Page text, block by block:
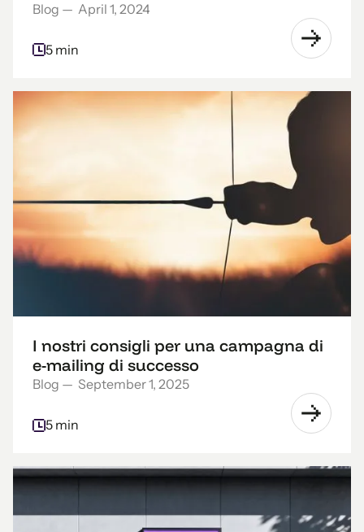
Blog — April 1, 2024
5 min
I nostri consigli per una campagna di
e-mailing di successo
Blog — September 1, 2025
5 min